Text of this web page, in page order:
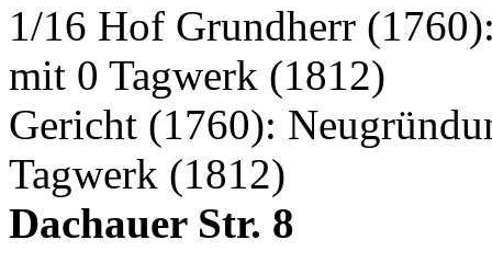
1/16 Hof Grundherr
mit 0 Tagwerk (1812)
Gericht (1760):
Tagwerk (1812)
Dachauer Str. 8